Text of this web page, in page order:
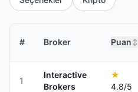
# Broker Puan ↕
1
Interactive
Brokers
★
4.8/5